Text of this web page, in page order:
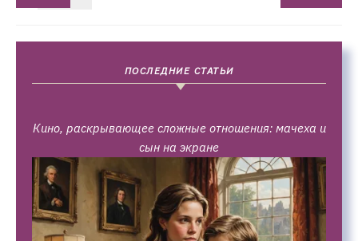
ПОСЛЕДНИЕ СТАТЬИ
Кино, раскрывающее сложные отношения: мачеха и
сын на экране